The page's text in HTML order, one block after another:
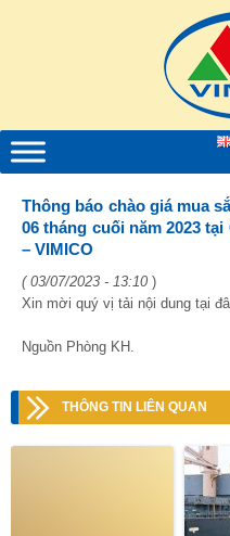
Thông báo chào giá mua
06 tháng cuối năm 2023
– VIMICO
( 03/07/2023 - 13:10 )
Xin mời quý vị tải nội dung tại
Nguồn Phòng KH.
THÔNG TIN LIÊN QUAN